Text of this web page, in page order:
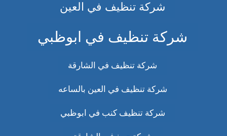
شركة تنظيف في العين
شركة تنظيف في ابوظبي
شركة تنظيف في الشارقة
شركة تنظيف في العين بالساعه
شركة تنظيف كنب في ابوظبي